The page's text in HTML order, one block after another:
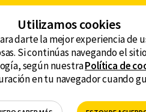
CONTACTO
AVISO DE
AVISO LEGAL
DEFENSORÍA DE
Utilizamos cookies
darte la mejor experiencia de
Si continúas navegando el
según nuestraPolítica de
en tu navegador cuando